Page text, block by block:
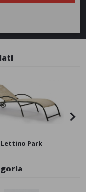
Lettino Park